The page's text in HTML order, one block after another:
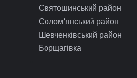
Святошинський район
Солом’янський район
Шевченківський район
Борщагівка